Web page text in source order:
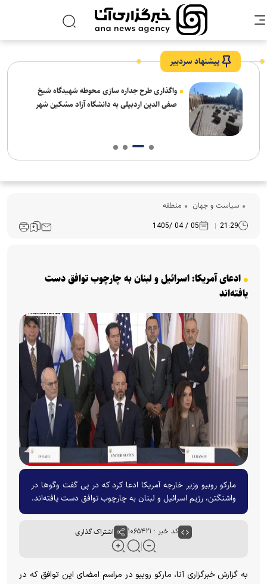
پیشنهاد سردبیر
واگذاری طرح جداره سازی محوطه شهیدگاه شیخ
صفی الدین اردبیلی به دانشگاه آزاد مشکین شهر
سیاست و جهان منطقه
21:29
05 / 04 /1405
ادعای آمریکا: اسرائیل و لبنان به چارچوب توافق دست
یافته‌اند
مارکو روبیو وزیر خارجه آمریکا ادعا کرد که در پی گفت وگوها در
واشنگتن، رژیم اسرائیل و لبنان به چارچوب توافق دست یافته‌اند.
کد خبر : ۱۰۶۵۴۲۱ اشتراک گذاری
به گزارش خبرگزاری آنا، مارکو روبیو در مراسم امضای این توافق که در